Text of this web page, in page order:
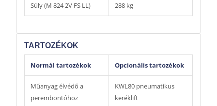
Súly (M 824 2V FS LL) 288 kg
TARTOZÉKOK
Normál tartozékok Opcionális tartozékok
Műanyag élvédő a
perembontóhoz
KWL80 pneumatikus
keréklift